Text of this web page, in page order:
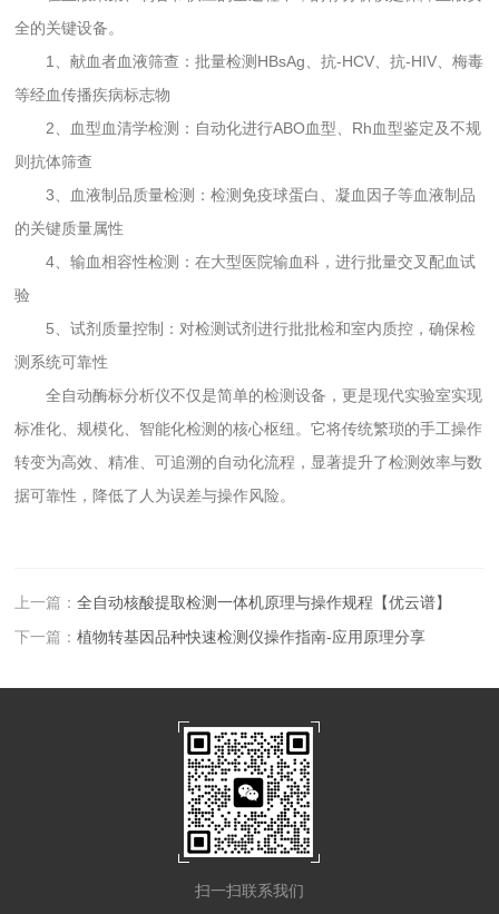
全的关键设备。
1、献血者血液筛查：批量检测HBsAg、抗-HCV、抗-HIV、梅毒
等经血传播疾病标志物
2、血型血清学检测：自动化进行ABO血型、Rh血型鉴定及不规
则抗体筛查
3、血液制品质量检测：检测免疫球蛋白、凝血因子等血液制品
的关键质量属性
4、输血相容性检测：在大型医院输血科，进行批量交叉配血试
验
5、试剂质量控制：对检测试剂进行批批检和室内质控，确保检
测系统可靠性
全自动酶标分析仪不仅是简单的检测设备，更是现代实验室实现
标准化、规模化、智能化检测的核心枢纽。它将传统繁琐的手工操作
转变为高效、精准、可追溯的自动化流程，显著提升了检测效率与数
据可靠性，降低了人为误差与操作风险。
上一篇：全自动核酸提取检测一体机原理与操作规程【优云谱】
下一篇：植物转基因品种快速检测仪操作指南-应用原理分享
扫一扫联系我们